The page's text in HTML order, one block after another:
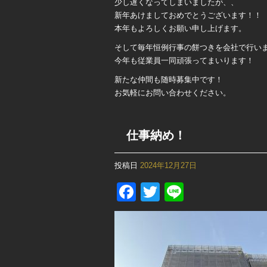
少し遅くなってしまいましたが、、
新年あけましておめでとうございます！！
本年もよろしくお願い申し上げます。
そして毎年恒例行事の餅つきを会社で行い
今年も従業員一同頑張ってまいります！
新たな仲間も随時募集中です！
お気軽にお問い合わせください。
仕事納め！
投稿日 2024年12月27日
Facebook
Twitter